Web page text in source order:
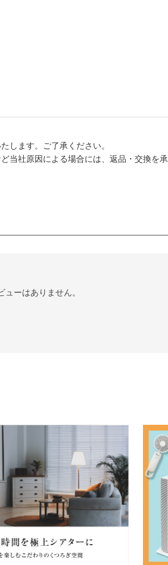
します。ご了承ください。
当社原因による場合には、返品・交換を
ューはありません。